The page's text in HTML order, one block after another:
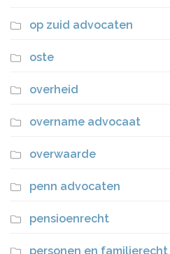
op zuid advocaten
oste
overheid
overname advocaat
overwaarde
penn advocaten
pensioenrecht
personen en familierecht